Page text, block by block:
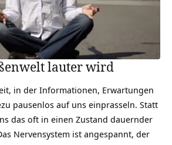
lauter wird
in der Informationen, Erwartungen
pausenlos auf uns einprasseln. Statt
das oft in einen Zustand dauernder
Nervensystem ist angespannt, der